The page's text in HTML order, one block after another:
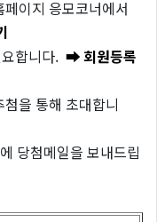
이지 응모코너에서
합니다. ➡ 회원등록
을 통해 초대합니
당첨메일을 보내드립